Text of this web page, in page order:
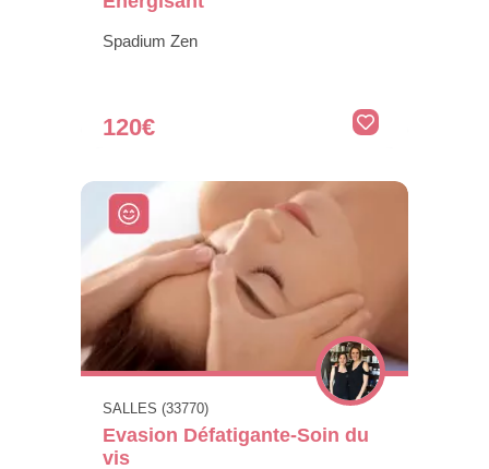
Spadium Zen
120€
SALLES (33770)
Evasion Défatigante-Soin du
vis